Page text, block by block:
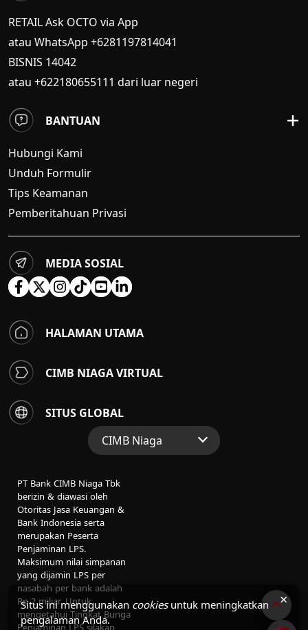
×
Situs ini menggunakan cookiesuntuk meningkatkan
pengalaman Anda.
RETAIL Ask OCTO via App
atau WhatsApp +6281197814041
BISNIS 14042
atau +622180655111 dari luar negeri
BANTUAN
Hubungi Kami
Unduh Formulir
Tips Keamanan
Pemberitahuan Privasi
MEDIA SOSIAL
HALAMAN UTAMA
CIMB NIAGA VIRTUAL
SITUS GLOBAL
CIMB Niaga
Perbankan Konsumen
Perbankan Syariah
PT Bank CIMB Niaga Tbk
berizin & diawasi oleh
Otoritas Jasa Keuangan &
Bank Indonesia serta
merupakan Peserta
Penjaminan LPS.
Maksimum nilai simpanan
yang dijamin LPS per
nasabah per bank adalah
Rp 2 miliar. Untuk
mengetahui Tingkat Bunga
Penjaminan LPS silakan